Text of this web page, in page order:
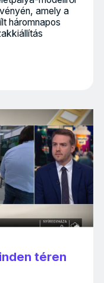
amely a
háromnapos
téren